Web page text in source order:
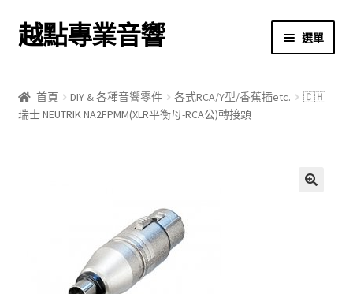
跳
至
覽
列
跳
至
要
內
越點專業音響 選單
商店
首頁 DIY & 各種音響零件 各式RCA/Y型/香蕉插etc.
🇨🇭
瑞士 NEUTRIK NA2FPMM(XLR平衡母-RCA公)轉接頭